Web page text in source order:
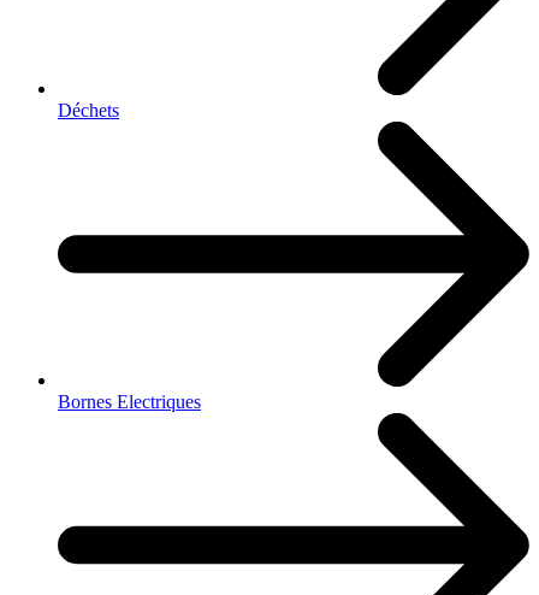
Déchets
Bornes Electriques